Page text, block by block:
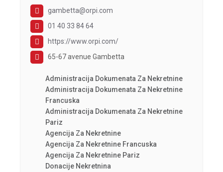
gambetta@orpi.com
01 40 33 84 64
https://www.orpi.com/
65-67 avenue Gambetta
Administracija Dokumenata Za Nekretnine
Administracija Dokumenata Za Nekretnine
Francuska
Administracija Dokumenata Za Nekretnine
Pariz
Agencija Za Nekretnine
Agencija Za Nekretnine Francuska
Agencija Za Nekretnine Pariz
Donacije Nekretnina